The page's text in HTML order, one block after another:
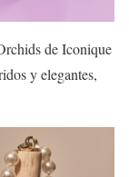
de Iconique
y elegantes,